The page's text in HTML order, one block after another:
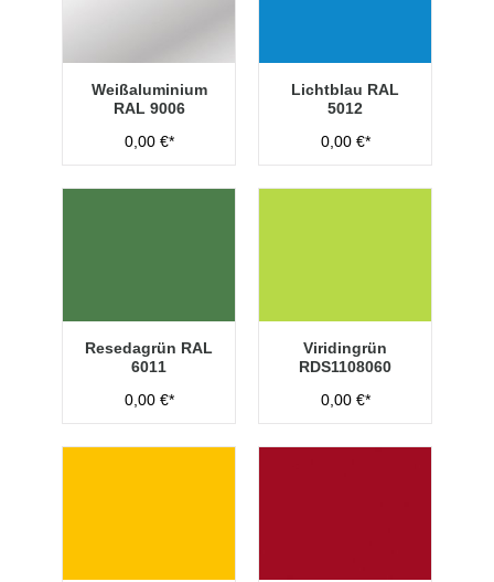
Weißaluminium
RAL 9006
0,00 €*
Lichtblau RAL
5012
0,00 €*
Resedagrün RAL
6011
0,00 €*
Viridingrün
RDS1108060
0,00 €*